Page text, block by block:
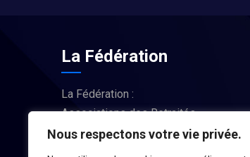
Nous respectons votre vie privée.
La Fédération
La Fédération :
Associations des Retraités
d’Occitanie